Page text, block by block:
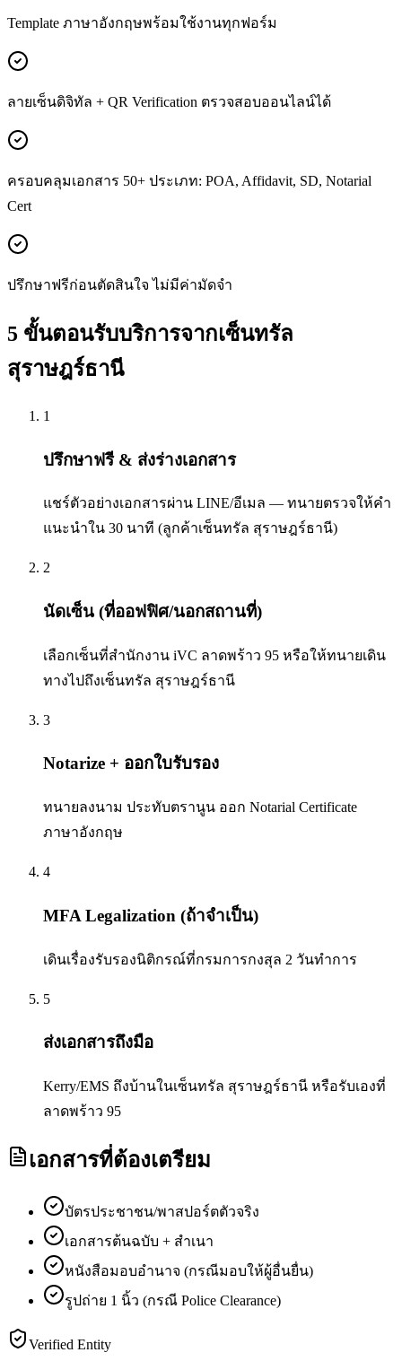
Template ภาษาอังกฤษพร้อมใช้งานทุกฟอร์ม
ลายเซ็นดิจิทัล + QR Verification ตรวจสอบออนไลน์ได้
ครอบคลุมเอกสาร 50+ ประเภท: POA, Affidavit, SD, Notarial
Cert
ปรึกษาฟรีก่อนตัดสินใจ ไม่มีค่ามัดจำ
5 ขั้นตอนรับบริการจากเซ็นทรัล
สุราษฎร์ธานี
1
ปรึกษาฟรี & ส่งร่างเอกสาร
แชร์ตัวอย่างเอกสารผ่าน LINE/อีเมล — ทนายตรวจให้คำ
แนะนำใน 30 นาที (ลูกค้าเซ็นทรัล สุราษฎร์ธานี)
2
นัดเซ็น (ที่ออฟฟิศ/นอกสถานที่)
เลือกเซ็นที่สำนักงาน iVC ลาดพร้าว 95 หรือให้ทนายเดิน
ทางไปถึงเซ็นทรัล สุราษฎร์ธานี
3
Notarize + ออกใบรับรอง
ทนายลงนาม ประทับตรานูน ออก Notarial Certificate
ภาษาอังกฤษ
4
MFA Legalization (ถ้าจำเป็น)
เดินเรื่องรับรองนิติกรณ์ที่กรมการกงสุล 2 วันทำการ
5
ส่งเอกสารถึงมือ
Kerry/EMS ถึงบ้านในเซ็นทรัล สุราษฎร์ธานี หรือรับเองที่
ลาดพร้าว 95
เอกสารที่ต้องเตรียม
บัตรประชาชน/พาสปอร์ตตัวจริง
เอกสารต้นฉบับ + สำเนา
หนังสือมอบอำนาจ (กรณีมอบให้ผู้อื่นยื่น)
รูปถ่าย 1 นิ้ว (กรณี Police Clearance)
Verified Entity